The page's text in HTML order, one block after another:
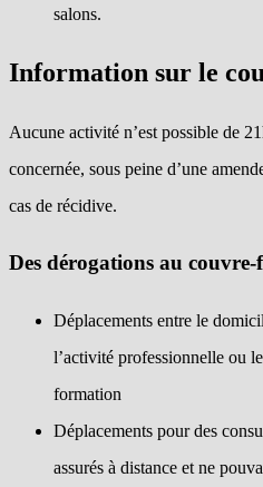
salons.
Information sur le
Aucune activité n’est possible de
concernée, sous peine d’une
cas de récidive.
Des dérogations au couvre-
Déplacements entre le
l’activité professionnelle ou
formation
Déplacements pour des
assurés à distance et ne